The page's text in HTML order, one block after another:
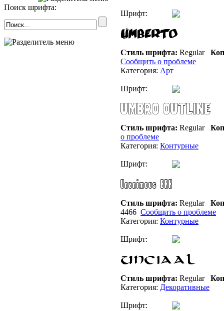
Поиск шрифта:
Шрифт:
Стиль шрифта: Regular
Сообщить о проблеме
Категория: Арт
Шрифт:
Стиль шрифта: Regular
о проблеме
Категория: Контурные
Шрифт:
Стиль шрифта: Regular
4466 Сообщить о проблеме
Категория: Контурные
Шрифт:
Стиль шрифта: Regular
Категория: Декоративные
Шрифт: